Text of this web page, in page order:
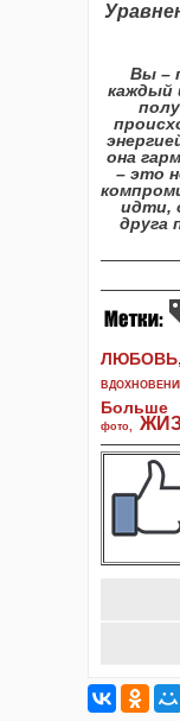
Вы –
каждый
она
– это
идти,
друга
ЛЮБОВЬ,
фото,